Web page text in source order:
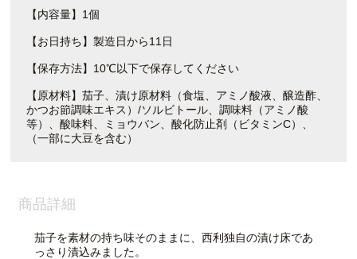
【内容量】1個
【お日持ち】製造日から11日
【保存方法】10℃以下で保存してください
【原材料】茄子、漬け原材料（食塩、アミノ酸液、醸造酢、
かつお節調味エキス）/ソルビトール、調味料（アミノ酸
等）、酸味料、ミョウバン、酸化防止剤（ビタミンC）、
（一部に大豆を含む）
商品詳細
茄子を素材の持ち味そのままに、西利独自の漬け床であ
っさり漬込みました。